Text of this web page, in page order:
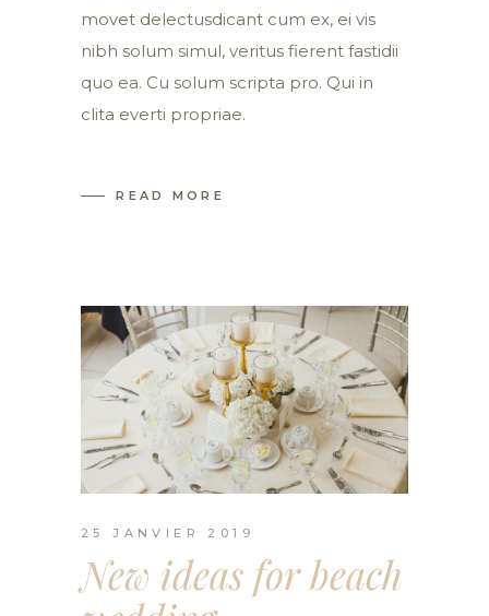
movet delectusdicant cum ex, ei vis
nibh solum simul, veritus fierent fastidii
quo ea. Cu solum scripta pro. Qui in
clita everti propriae.
READ MORE
25 JANVIER 2019
New ideas for beach